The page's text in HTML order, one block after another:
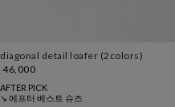
diagonal detail loafer (2colors)
46,000
AFTER PICK
↘ 에프터 베스트 슈즈